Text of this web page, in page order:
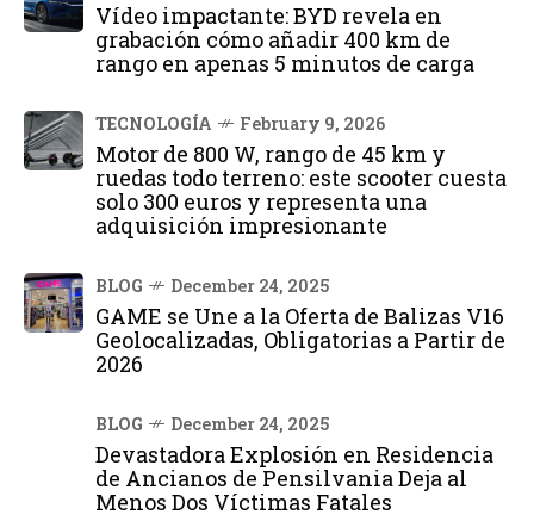
Vídeo impactante: BYD revela en
grabación cómo añadir 400 km de
rango en apenas 5 minutos de carga
TECNOLOGÍA February 9, 2026
Motor de 800 W, rango de 45 km y
ruedas todo terreno: este scooter cuesta
solo 300 euros y representa una
adquisición impresionante
BLOG December 24, 2025
GAME se Une a la Oferta de Balizas V16
Geolocalizadas, Obligatorias a Partir de
2026
BLOG December 24, 2025
Devastadora Explosión en Residencia
de Ancianos de Pensilvania Deja al
Menos Dos Víctimas Fatales